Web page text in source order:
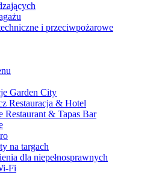
i przeciwpożarowe
Garden City
Restauracja & Hotel
Restaurant & Tapas Bar
na targach
dla niepełnosprawnych
Fi